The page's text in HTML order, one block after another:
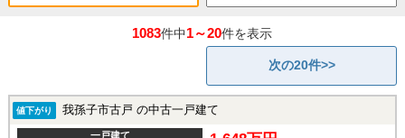
1083件中1～20件を表示
次の20件>>
値下がり 我孫子市古戸 の中古一戸建て
一戸建て